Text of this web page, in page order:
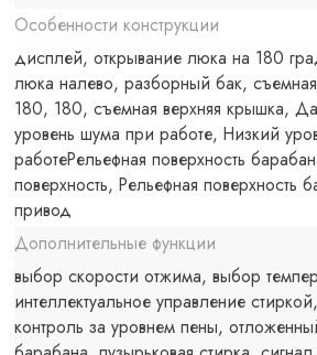
Особенности конструкции
дисплей, открывание люка на 180
люка налево, разборный бак,
180, 180, съемная верхняя крышка,
уровень шума при работе, Низкий
работеРельефная поверхность
поверхность, Рельефная поверхность
привод
Дополнительные функции
выбор скорости отжима, выбор
интеллектуальное управление
контроль за уровнем пены,